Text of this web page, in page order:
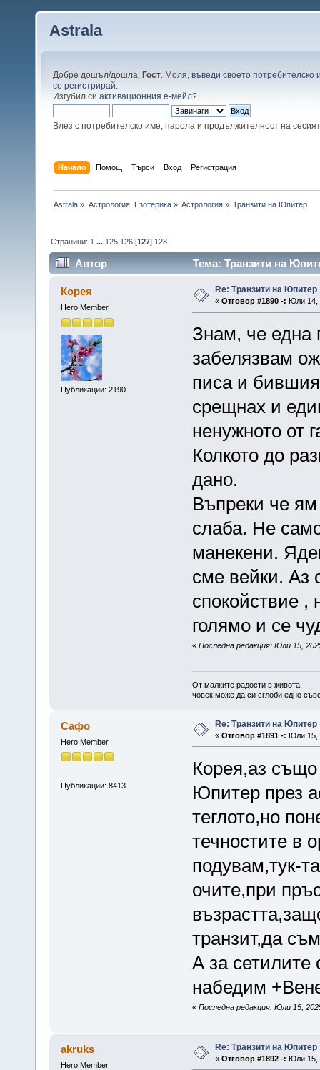
Astrala
Добре дошъл/дошла, Гост . Моля, въведи своето потребителско
се регистрирай
Изгубил си активационния е-мейл?
Влез с потребителско име, парола и продължителност на
Начало Помощ Търси Вход Регистрация
Astrala » Астрология. Езотерика» Астрология» Транзити на Юпитер
Страници: 1 ... 125 126 [127] 128
Автор Тема: Транзити на
Корея
Hero Member
Публикации: 2190
Re: Транзити на Юпитер
« Отговор #1890 -: Юли 14,
Знам, че една
забелязвам
писа и
срещнах и
ненужното от
Колкото до
дано.
Въпреки че ям
слаба. Не
манекени.
сме вейки. Аз
спокойствие ,
голямо и се
« Последна редакция: Юли 15,
От малките радости в живота
човек може да си сглоби едно
Сафо
Hero Member
Публикации: 8413
Re: Транзити на Юпитер
« Отговор #1891 -: Юли 15,
Корея,аз
Юпитер през
теглото,но
течностите в
подувам,тук-
очите,при
транзит,да
А за
набедим
« Последна редакция: Юли 15,
akruks
Hero Member
Re: Транзити на Юпитер
« Отговор #1892 -: Юли 15,